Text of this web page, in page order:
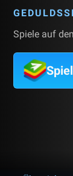
Spiele auf